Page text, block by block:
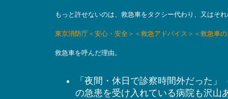
もっと許せないのは、救急車をタクシー代わり、又はそ
東京消防庁＜安心・安全＞＜救急アドバイス＞＜救急車
救急車を呼んだ理由。
「夜間・休日で診察時間外だった
の急患を受け入れている病院も沢山